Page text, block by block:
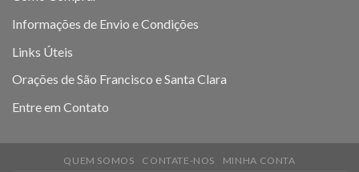
Informações de Envio e Condições
Links Úteis
Orações de São Francisco e Santa Clara
Entre em Contato
QUEM SOMOS CONTATE-NOS MINHA CONTA